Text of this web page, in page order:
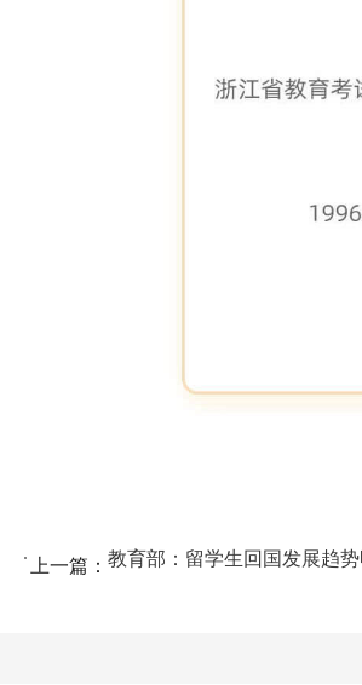
上一篇：